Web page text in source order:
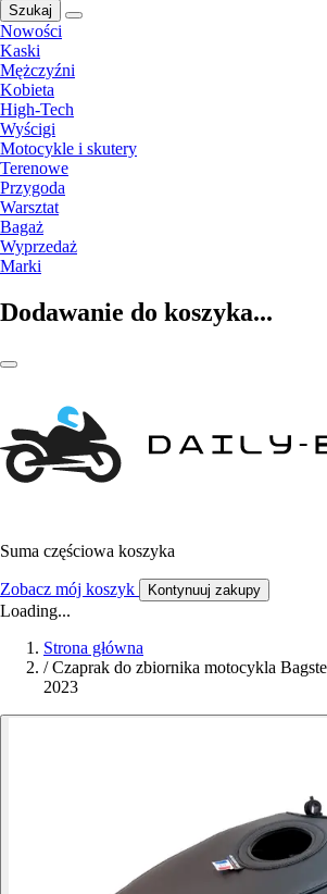
Szukaj
Nowości
Kaski
Mężczyźni
Kobieta
High-Tech
Wyścigi
Motocykle i skutery
Terenowe
Przygoda
Warsztat
Bagaż
Wyprzedaż
Marki
Dodawanie do koszyka...
Suma częściowa koszyka
Zobacz mój koszyk Kontynuuj zakupy
Loading...
Strona główna
/ Czaprak do zbiornika motocykla
2023